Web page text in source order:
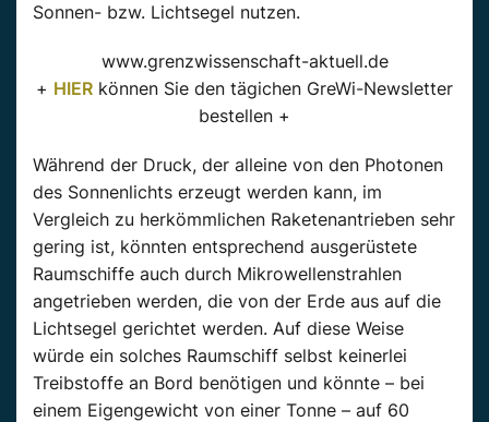
Sonnen- bzw. Lichtsegel nutzen.
www.grenzwissenschaft-aktuell.de
+ HIER können Sie den tägichen GreWi-Newsletter
bestellen +
Während der Druck, der alleine von den Photonen
des Sonnenlichts erzeugt werden kann, im
Vergleich zu herkömmlichen Raketenantrieben sehr
gering ist, könnten entsprechend ausgerüstete
Raumschiffe auch durch Mikrowellenstrahlen
angetrieben werden, die von der Erde aus auf die
Lichtsegel gerichtet werden. Auf diese Weise
würde ein solches Raumschiff selbst keinerlei
Treibstoffe an Bord benötigen und könnte – bei
einem Eigengewicht von einer Tonne – auf 60